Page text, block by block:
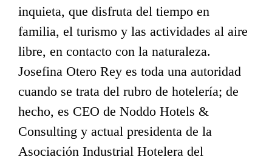
inquieta, que disfruta del tiempo en
familia, el turismo y las actividades al aire
libre, en contacto con la naturaleza.
Josefina Otero Rey es toda una autoridad
cuando se trata del rubro de hotelería; de
hecho, es CEO de Noddo Hotels &
Consulting y actual presidenta de la
Asociación Industrial Hotelera del